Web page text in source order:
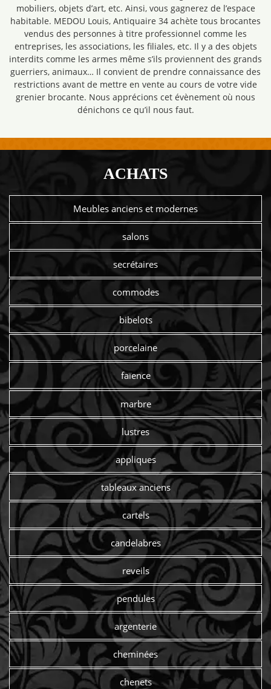
mobiliers, objets d’art, etc. Ainsi, vous gagnerez de l’espace
habitable. MEDOU Louis, Antiquaire 34 achète tous brocantes
vendus des personnes à titre professionnel comme les
entreprises, les associations, les filiales, etc. Il y a des objets
interdits comme les armes même s’ils proviennent des grands
guerriers, animaux… Il convient de prendre connaissance des
restrictions avant de mettre en vente au cours de votre vide
grenier brocante. Nous apprécions cet évènement où nous
dénichons ce qu’il nous faut.
ACHATS
Meubles anciens et modernes
salons
secrétaires
commodes
bibelots
porcelaine
faïence
marbre
lustres
appliques
tableaux anciens
cartels
candelabres
reveils
pendules
argenterie
cheminées
chenets